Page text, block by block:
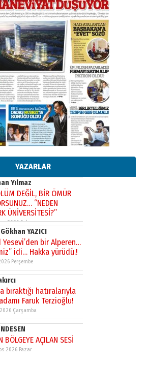
YAZARLAR
bir şehir, bir
Dizginler kimin
Salı
Yılmaz
DEĞİL, BİR ÖMÜR
“NEDEN
ÜNİVERSİTESİ?”
2026 Salı
YAZICI
Yesevi’den bir Alperen…
idi… Hakka yürüdü.!
Perşembe
bıraktığı hatıralarıyla
Faruk Terzioğlu!
Çarşamba
BÖLGEYE AÇILAN SESİ
2026 Pazar
köşe taşları
2026 Pazartesi
ERKON’da
taşırken,
aşağı
bir şehir, bir